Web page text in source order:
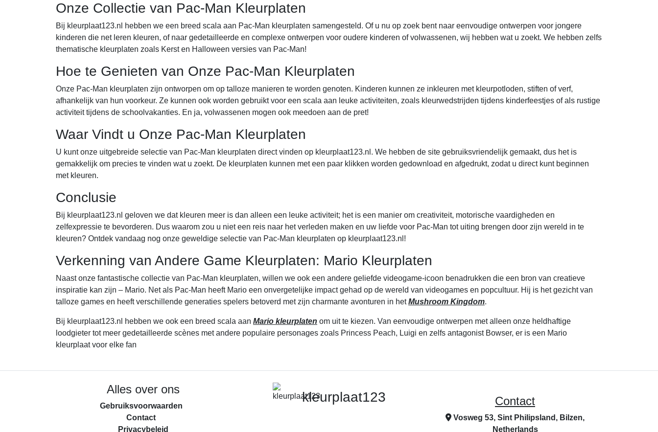
Onze Collectie van Pac-Man Kleurplaten
Bij kleurplaat123.nl hebben we een breed scala aan Pac-Man kleurplaten samengesteld. Of u nu op zoek bent naar eenvoudige ontwerpen voor jongere
kinderen die net leren kleuren, of naar gedetailleerde en complexe ontwerpen voor oudere kinderen of volwassenen, wij hebben wat u zoekt. We hebben zelfs
thematische kleurplaten zoals Kerst en Halloween versies van Pac-Man!
Hoe te Genieten van Onze Pac-Man Kleurplaten
Onze Pac-Man kleurplaten zijn ontworpen om op talloze manieren te worden genoten. Kinderen kunnen ze inkleuren met kleurpotloden, stiften of verf,
afhankelijk van hun voorkeur. Ze kunnen ook worden gebruikt voor een scala aan leuke activiteiten, zoals kleurwedstrijden tijdens kinderfeestjes of als rustige
activiteit tijdens de schoolvakanties. En ja, volwassenen mogen ook meedoen aan de pret!
Waar Vindt u Onze Pac-Man Kleurplaten
U kunt onze uitgebreide selectie van Pac-Man kleurplaten direct vinden op kleurplaat123.nl. We hebben de site gebruiksvriendelijk gemaakt, dus het is
gemakkelijk om precies te vinden wat u zoekt. De kleurplaten kunnen met een paar klikken worden gedownload en afgedrukt, zodat u direct kunt beginnen
met kleuren.
Conclusie
Bij kleurplaat123.nl geloven we dat kleuren meer is dan alleen een leuke activiteit; het is een manier om creativiteit, motorische vaardigheden en
zelfexpressie te bevorderen. Dus waarom zou u niet een reis naar het verleden maken en uw liefde voor Pac-Man tot uiting brengen door zijn wereld in te
kleuren? Ontdek vandaag nog onze geweldige selectie van Pac-Man kleurplaten op kleurplaat123.nl!
Verkenning van Andere Game Kleurplaten: Mario Kleurplaten
Naast onze fantastische collectie van Pac-Man kleurplaten, willen we ook een andere geliefde videogame-icoon benadrukken die een bron van creatieve
inspiratie kan zijn – Mario. Net als Pac-Man heeft Mario een onvergetelijke impact gehad op de wereld van videogames en popcultuur. Hij is het gezicht van
talloze games en heeft verschillende generaties spelers betoverd met zijn charmante avonturen in hetMushroom Kingdom.
Bij kleurplaat123.nl hebben we ook een breed scala aan Mario kleurplaten om uit te kiezen. Van eenvoudige ontwerpen met alleen onze heldhaftige
loodgieter tot meer gedetailleerde scènes met andere populaire personages zoals Princess Peach, Luigi en zelfs antagonist Bowser, er is een Mario
kleurplaat voor elke fan
Alles over ons
Gebruiksvoorwaarden
Contact
Privacybeleid
kleurplaat123 Contact
Vosweg 53, Sint Philipsland, Bilzen,
Netherlands